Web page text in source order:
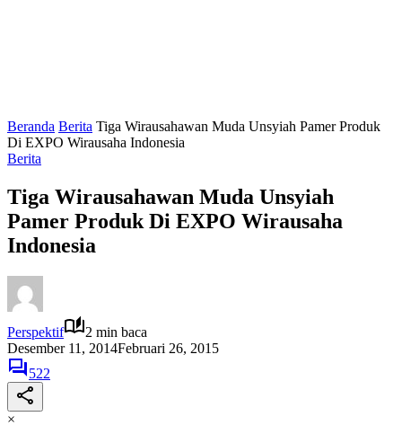
Beranda Berita Tiga Wirausahawan Muda Unsyiah Pamer Produk
Di EXPO Wirausaha Indonesia
Berita
Tiga Wirausahawan Muda Unsyiah
Pamer Produk Di EXPO Wirausaha
Indonesia
Perspektif
2 min baca
Desember 11, 2014Februari 26, 2015
522
×